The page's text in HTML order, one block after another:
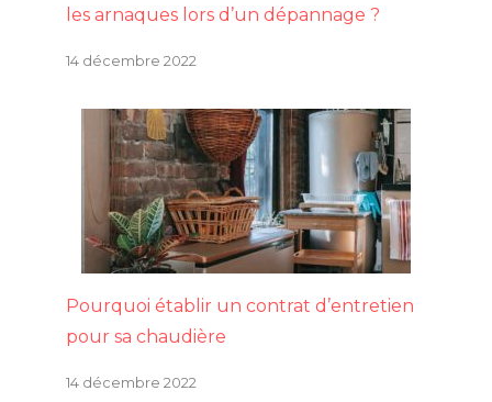
les arnaques lors d’un dépannage ?
14 décembre 2022
Pourquoi établir un contrat d’entretien
pour sa chaudière
14 décembre 2022